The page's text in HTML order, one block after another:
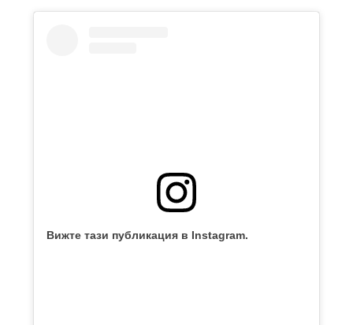
Вижте тази публикация в Instagram.